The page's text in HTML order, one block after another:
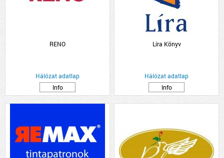
RENO
Hálózat adatlap
Info
Líra Könyv
Hálózat adatlap
Info